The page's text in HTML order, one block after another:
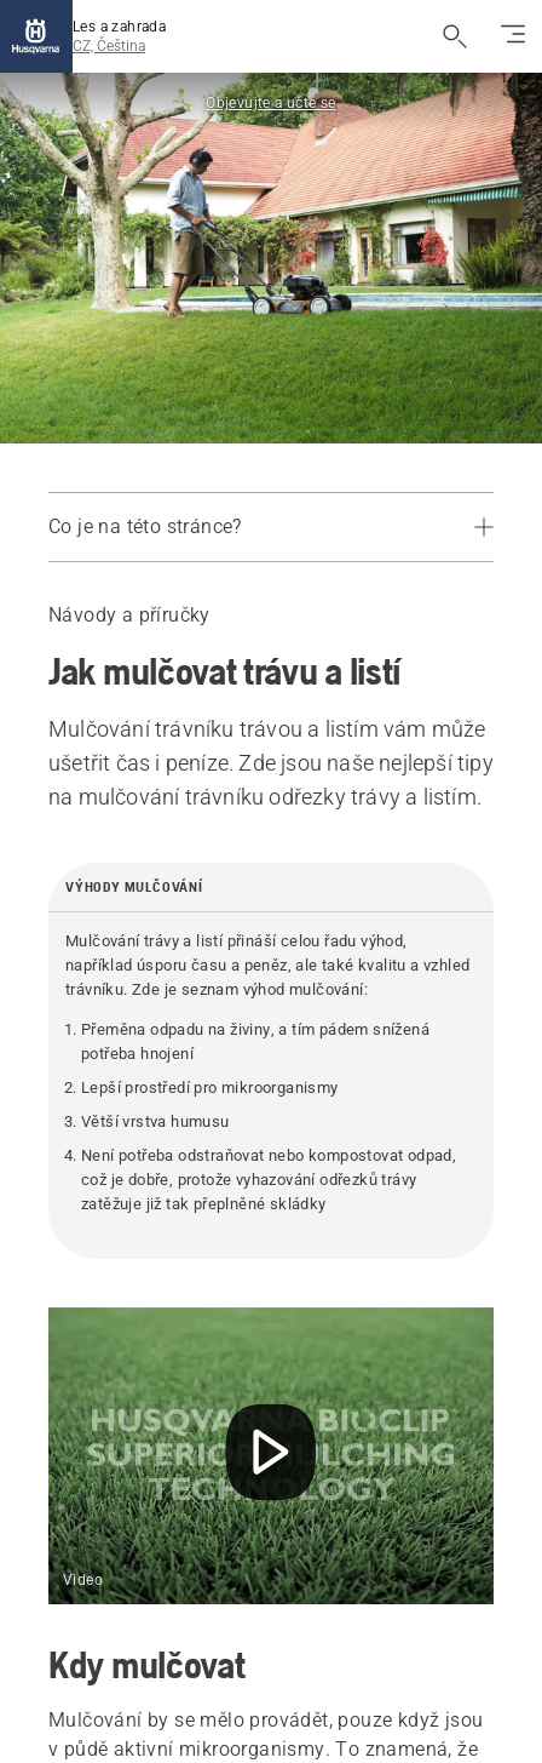
Les a zahrada
CZ, Čeština
Objevujte a učte se
Co je na této stránce?
Kdy se rozhodnout pro sběr
Doporučené produkty
Návody a příručky
Jak mulčovat trávu a listí
Mulčování trávníku trávou a listím vám může
ušetřit čas i peníze. Zde jsou naše nejlepší tipy
na mulčování trávníku odřezky trávy a listím.
VÝHODY MULČOVÁNÍ
Mulčování trávy a listí přináší celou řadu výhod,
například úsporu času a peněz, ale také kvalitu a vzhled
trávníku. Zde je seznam výhod mulčování:
Přeměna odpadu na živiny, a tím pádem snížená
potřeba hnojení
Lepší prostředí pro mikroorganismy
Větší vrstva humusu
Není potřeba odstraňovat nebo kompostovat odpad,
což je dobře, protože vyhazování odřezků trávy
zatěžuje již tak přeplněné skládky
Video
Kdy mulčovat
Mulčování by se mělo provádět, pouze když jsou
v půdě aktivní mikroorganismy. To znamená, že